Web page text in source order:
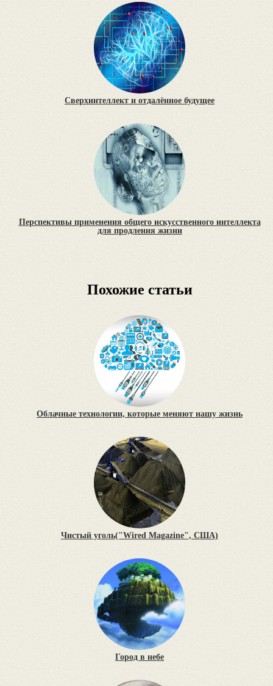
Сверхинтеллект и отдалённое будущее
Перспективы применения общего искусственного интеллекта
для продления жизни
Похожие статьи
Облачные технологии, которые меняют нашу жизнь
Чистый уголь("Wired Magazine", США)
Город в небе